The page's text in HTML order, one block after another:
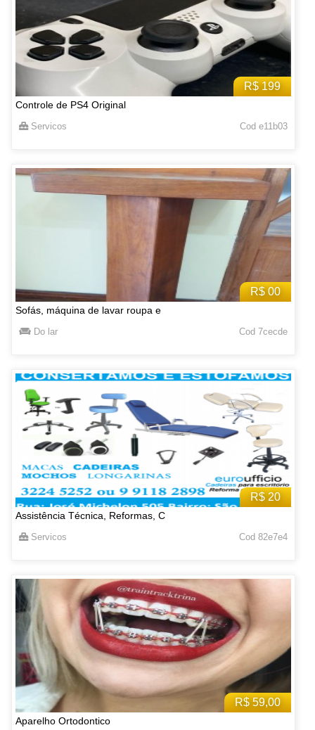
R$ 199
Controle de PS4 Original
Servicos Cod e11b03
R$ 00
Sofás, máquina de lavar roupa e
Do lar Cod 7cecde
R$ 20
Assistência Técnica, Reformas, C
Servicos Cod 82e7e4
R$ 59,00
Aparelho Ortodontico